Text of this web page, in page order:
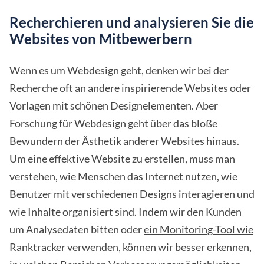
Recherchieren und analysieren Sie die
Websites von Mitbewerbern
Wenn es um Webdesign geht, denken wir bei der
Recherche oft an andere inspirierende Websites oder
Vorlagen mit schönen Designelementen. Aber
Forschung für Webdesign geht über das bloße
Bewundern der Ästhetik anderer Websites hinaus.
Um eine effektive Website zu erstellen, muss man
verstehen, wie Menschen das Internet nutzen, wie
Benutzer mit verschiedenen Designs interagieren und
wie Inhalte organisiert sind. Indem wir den Kunden
um Analysedaten bitten oderein Monitoring-Tool wie
Ranktracker verwenden, können wir besser erkennen,